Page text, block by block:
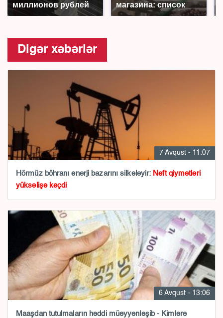
миллионов рублей
магазина: список
Digər xəbərlər
7 Avqust - 11:07
Hörmüz böhranı enerji bazarını silkələyir: Neft qiymətləri
yüksəlişə keçdi
6 Avqust - 13:06
Maaşdan tutulmaların həddi müəyyənləşib - Kimlərə